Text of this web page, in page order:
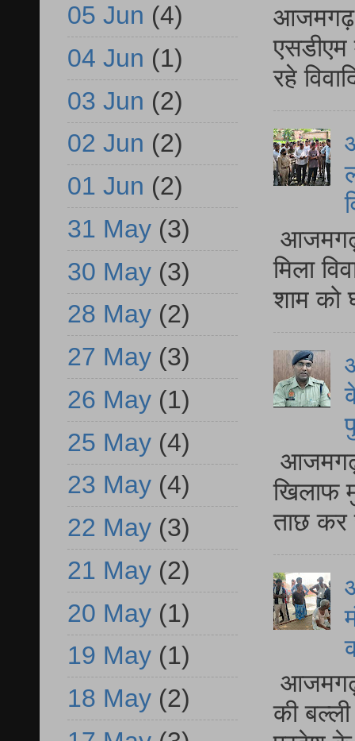
आजमगढ़
एसडीएम
रहे
आजमगढ़
मिला
शाम को
आजमगढ़
खिलाफ
ताछ कर
आजमगढ़
की
05 Jun (4)
04 Jun (1)
03 Jun (2)
02 Jun (2)
01 Jun (2)
31 May (3)
30 May (3)
28 May (2)
27 May (3)
26 May (1)
25 May (4)
23 May (4)
22 May (3)
21 May (2)
20 May (1)
19 May (1)
18 May (2)